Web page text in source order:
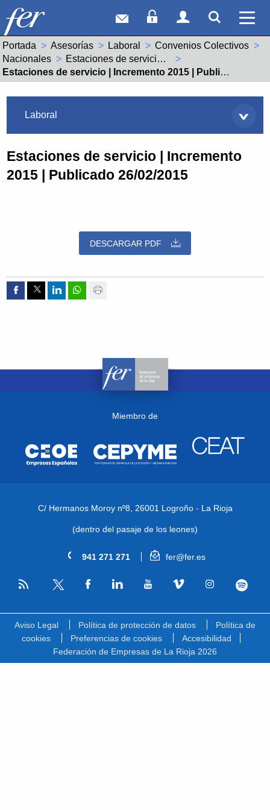
Correo webAcceso Socios
Acceso
Ver
Portada Asesorías Laboral
Convenios Colectivos
Nacionales
Estaciones de servicio (99001995011981)
Actual:
Estaciones de servicio | Incremento 2015 | Publicado 26/02/2015
Laboral
Estaciones de servicio | Incremento
2015 | Publicado 26/02/2015
DESCARGAR PDF
Compartir por Facebook
Compartir por Twitter
Compartir por Linkedin
Compartir por whatsapp
Imprimir
Miembro de
C/ Hermanos Moroy nº8, 26001 Logroño - La Rioja
(dentro del pasaje de los leones)
941 271 271 fer@fer.es
RSS
Aviso Legal Política de protección de datos
Política de
cookies
Preferencias de cookies
Accesibilidad
Federación de Empresas de La Rioja 2026